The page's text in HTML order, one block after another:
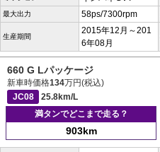
最大出力 58ps/7300rpm
生産期間
2015年12月～201
6年08月
660 G Lパッケージ
新車時価格134万円(税込)
JC08
25.8km/L
満タンでどこまで走る？
903km